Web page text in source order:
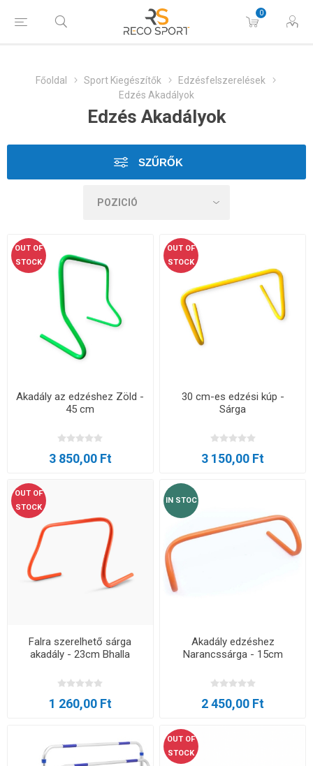
0
Főoldal Sport Kiegészítők
Edzésfelszerelések
Edzés Akadályok
Edzés Akadályok
SZŰRŐK
OUT OF
STOCK
Akadály az edzéshez Zöld -
45 cm
3 850,00 Ft
OUT OF
STOCK
30 cm-es edzési kúp -
Sárga
3 150,00 Ft
OUT OF
STOCK
Falra szerelhető sárga
akadály - 23cm Bhalla
1 260,00 Ft
IN STOC
Akadály edzéshez
Narancssárga - 15cm
2 450,00 Ft
OUT OF
STOCK